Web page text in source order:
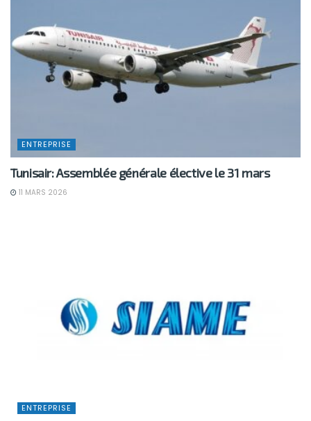
ENTREPRISE
Tunisair: Assemblée générale élective le 31 mars
11 MARS 2026
ENTREPRISE